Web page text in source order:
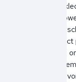
shirts, het ideale
op zoek is naar
om zijn
T-shirts die
Deze T-shirts zijn
vervaardigd uit
comfortabele